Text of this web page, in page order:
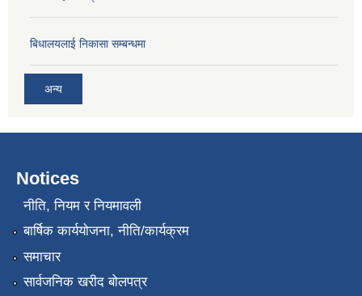
बिधालयलाई निकासा सम्बन्धमा
अन्य
Notices
नीति, नियम र नियमावली
बार्षिक कार्ययोजना, नीति/कार्यक्रम
समाचार
सार्वजनिक खरीद बोलपत्र